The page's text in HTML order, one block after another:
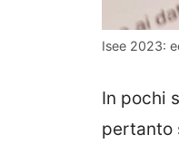
Isee 2023:
In pochi
pertanto